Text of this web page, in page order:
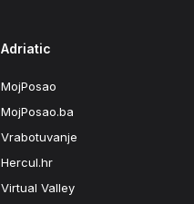
Adriatic
MojPosao
MojPosao.ba
Vrabotuvanje
Hercul.hr
Virtual Valley